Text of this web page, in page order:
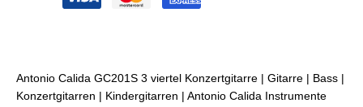
Antonio Calida GC201S 3 viertel Konzertgitarre | Gitarre | Bass |
Konzertgitarren | Kindergitarren | Antonio Calida Instrumente